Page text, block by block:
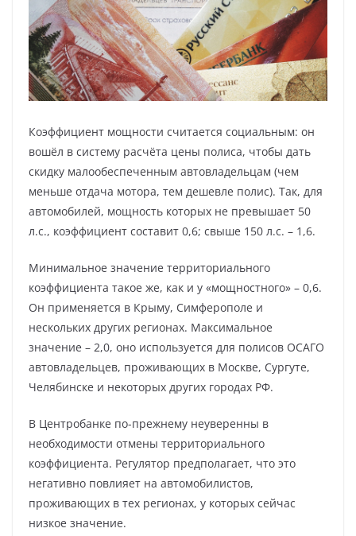
Коэффициент мощности считается социальным: он
вошёл в систему расчёта цены полиса, чтобы дать
скидку малообеспеченным автовладельцам (чем
меньше отдача мотора, тем дешевле полис). Так, для
автомобилей, мощность которых не превышает 50
л.с., коэффициент составит 0,6; свыше 150 л.с. – 1,6.
Минимальное значение территориального
коэффициента такое же, как и у «мощностного» – 0,6.
Он применяется в Крыму, Симферополе и
нескольких других регионах. Максимальное
значение – 2,0, оно используется для полисов ОСАГО
автовладельцев, проживающих в Москве, Сургуте,
Челябинске и некоторых других городах РФ.
В Центробанке по-прежнему неуверенны в
необходимости отмены территориального
коэффициента. Регулятор предполагает, что это
негативно повлияет на автомобилистов,
проживающих в тех регионах, у которых сейчас
низкое значение.